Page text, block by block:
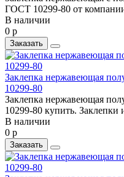
ГОСТ 10299-80 от
В наличии
0 р
Заказать
Заклепка нержавеющая
10299-80
Заклепка нержавеющая
10299-80 купить. Заклепки
В наличии
0 р
Заказать